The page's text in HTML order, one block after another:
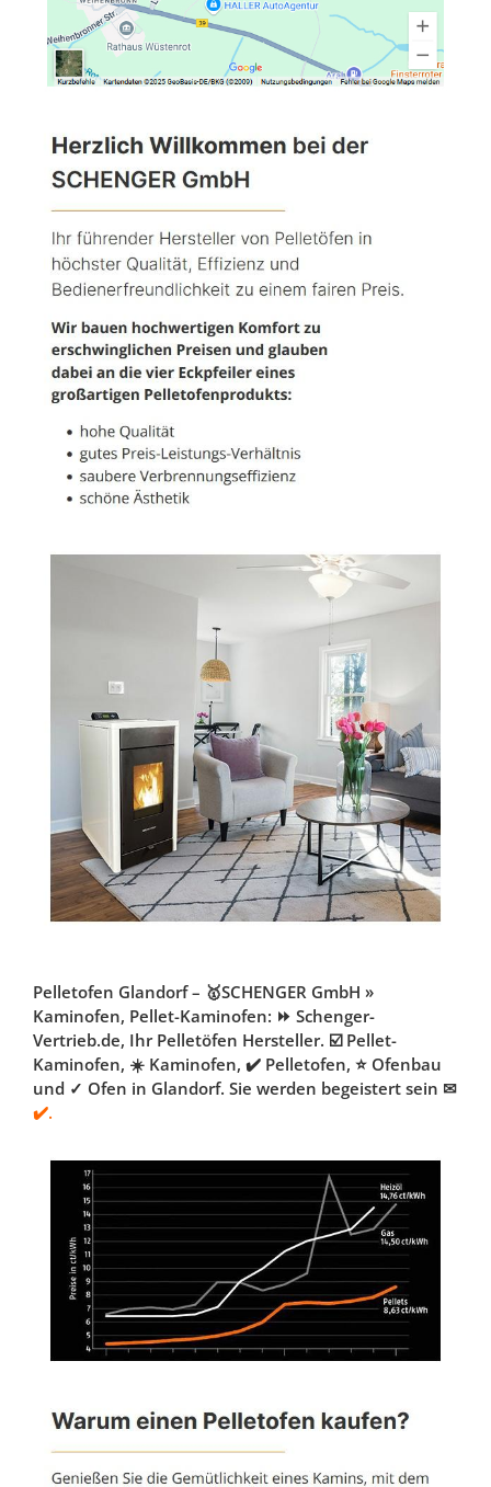
Pelletofen Glandorf – 🥇SCHENGER GmbH »
Kaminofen, Pellet-Kaminofen: ⏩ Schenger-
Vertrieb.de, Ihr Pelletöfen Hersteller. ☑️ Pellet-
Kaminofen, ☀️ Kaminofen, ✔️ Pelletofen, ⭐ Ofenbau
und ✓ Ofen in Glandorf. Sie werden begeistert sein ✉
✔️.